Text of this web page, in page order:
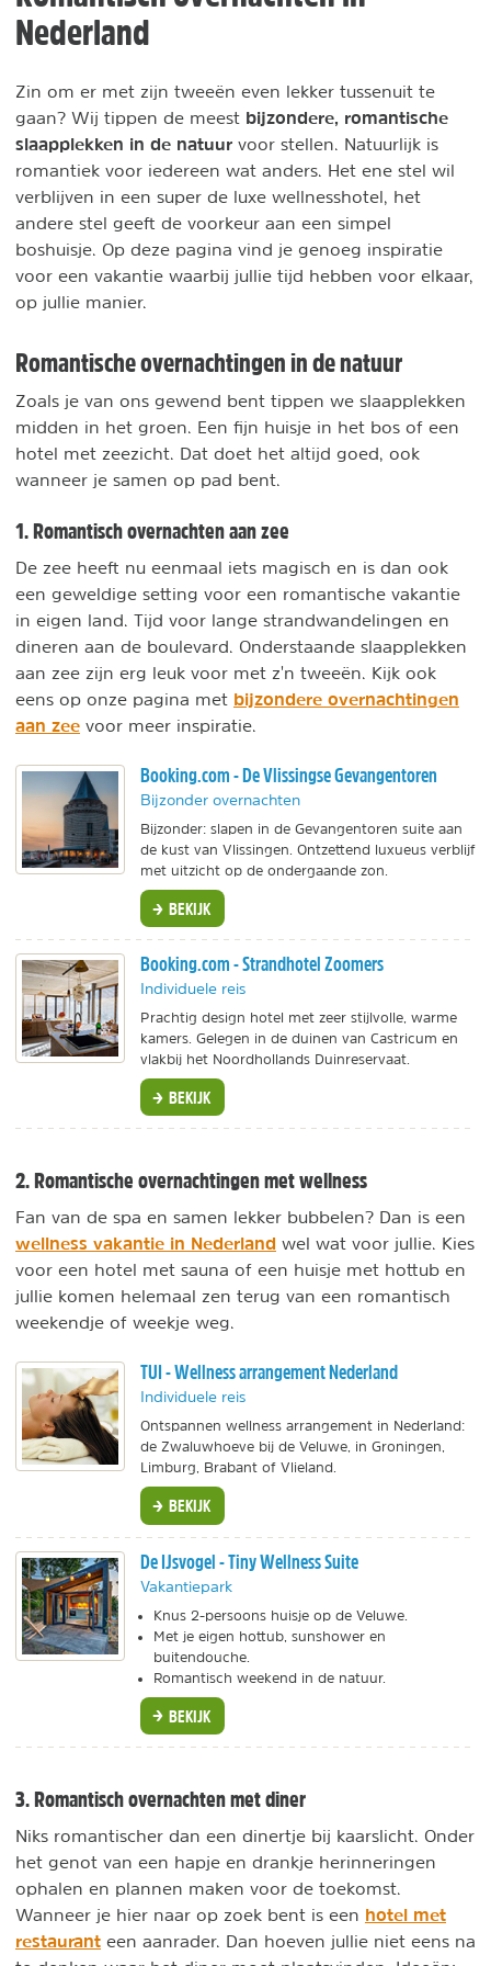
Nederland
Zin om er met zijn tweeën even lekker tussenuit te
gaan? Wij tippen de meest bijzondere, romantische
slaapplekken in de natuur voor stellen. Natuurlijk is
romantiek voor iedereen wat anders. Het ene stel wil
verblijven in een super de luxe wellnesshotel, het
andere stel geeft de voorkeur aan een simpel
boshuisje. Op deze pagina vind je genoeg inspiratie
voor een vakantie waarbij jullie tijd hebben voor elkaar,
op jullie manier.
Romantische overnachtingen in de natuur
Zoals je van ons gewend bent tippen we slaapplekken
midden in het groen. Een fijn huisje in het bos of een
hotel met zeezicht. Dat doet het altijd goed, ook
wanneer je samen op pad bent.
1. Romantisch overnachten aan zee
De zee heeft nu eenmaal iets magisch en is dan ook
een geweldige setting voor een romantische vakantie
in eigen land. Tijd voor lange strandwandelingen en
dineren aan de boulevard. Onderstaande slaapplekken
aan zee zijn erg leuk voor met z'n tweeën. Kijk ook
eens op onze pagina met bijzondere overnachtingen
aan zee voor meer inspiratie.
Booking.com - De Vlissingse Gevangentoren
Bijzonder overnachten
Bijzonder: slapen in de Gevangentoren suite aan
de kust van Vlissingen. Ontzettend luxueus verblijf
met uitzicht op de ondergaande zon.
BEKIJK
Booking.com - Strandhotel Zoomers
Individuele reis
Prachtig design hotel met zeer stijlvolle, warme
kamers. Gelegen in de duinen van Castricum en
vlakbij het Noordhollands Duinreservaat.
BEKIJK
2. Romantische overnachtingen met wellness
Fan van de spa en samen lekker bubbelen? Dan is een
wellness vakantie in Nederland wel wat voor jullie. Kies
voor een hotel met sauna of een huisje met hottub en
jullie komen helemaal zen terug van een romantisch
weekendje of weekje weg.
TUI - Wellness arrangement Nederland
Individuele reis
Ontspannen wellness arrangement in Nederland:
de Zwaluwhoeve bij de Veluwe, in Groningen,
Limburg, Brabant of Vlieland.
BEKIJK
De IJsvogel - Tiny Wellness Suite
Vakantiepark
Knus 2-persoons huisje op de Veluwe.
Met je eigen hottub, sunshower en
buitendouche.
Romantisch weekend in de natuur.
BEKIJK
3. Romantisch overnachten met diner
Niks romantischer dan een dinertje bij kaarslicht. Onder
het genot van een hapje en drankje herinneringen
ophalen en plannen maken voor de toekomst.
Wanneer je hier naar op zoek bent is een hotel met
restaurant een aanrader. Dan hoeven jullie niet eens na